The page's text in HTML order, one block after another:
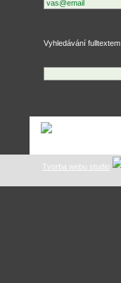
Vyhledávání fulltextem
Tvorba webu studio